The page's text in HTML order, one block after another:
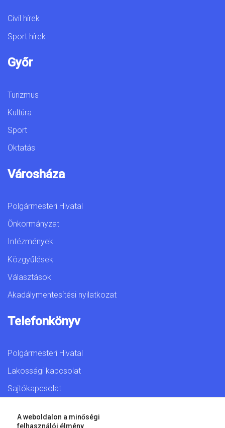
Civil hírek
Sport hírek
Győr
Turizmus
Kultúra
Sport
Oktatás
Városháza
Polgármesteri Hivatal
Önkormányzat
Intézmények
Közgyűlések
Választások
Akadálymentesítési nyilatkozat
Telefonkönyv
Polgármesteri Hivatal
Lakossági kapcsolat
Sajtókapcsolat
A weboldalon a minőségi
felhasználói élmény